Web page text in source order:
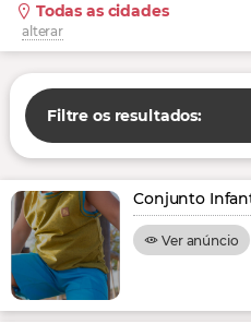
Todas as cidades
alterar
Filtre os resultados:
Conjunto
Ver anúncio